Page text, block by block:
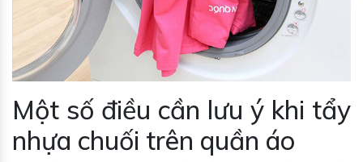
Một số điều cần lưu ý khi tẩy
nhựa chuối trên quần áo